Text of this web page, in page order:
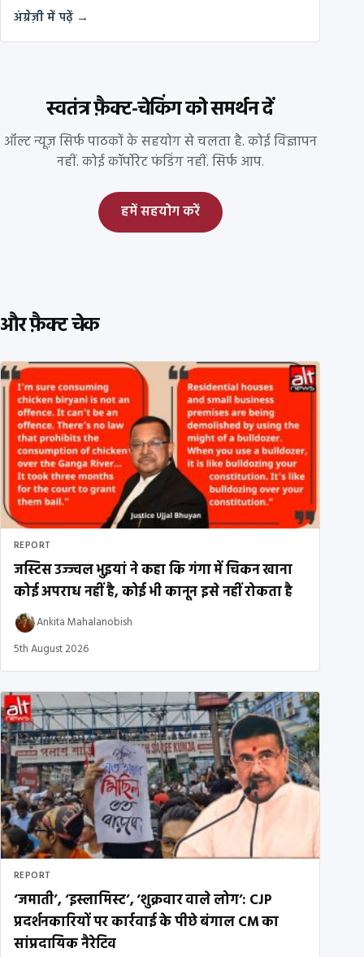
अंग्रेज़ी में पढ़ें →
स्वतंत्र फ़ैक्ट-चेकिंग को समर्थन दें
ऑल्ट न्यूज़ सिर्फ पाठकों के सहयोग से चलता है. कोई विज्ञापन
नहीं. कोई कॉर्पोरेट फंडिंग नहीं. सिर्फ आप.
हमें सहयोग करें
और फ़ैक्ट चेक
REPORT
जस्टिस उज्ज्वल भुइयां ने कहा कि गंगा में चिकन खाना
कोई अपराध नहीं है, कोई भी कानून इसे नहीं रोकता है
Ankita Mahalanobish
5th August 2026
REPORT
‘जमाती’, ‘इस्लामिस्ट’, ‘शुक्रवार वाले लोग’: CJP
प्रदर्शनकारियों पर कार्रवाई के पीछे बंगाल CM का
सांप्रदायिक नैरेटिव